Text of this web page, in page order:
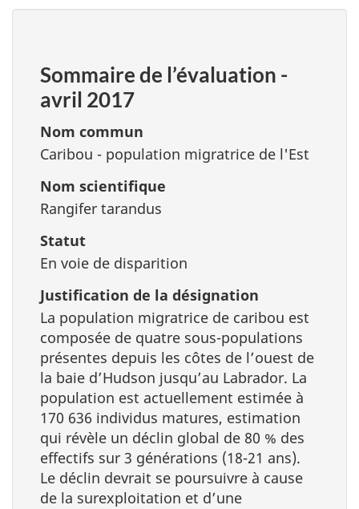
Sommaire de l’évaluation -
avril 2017
Nom commun
Caribou - population migratrice de l'Est
Nom scientifique
Rangifer tarandus
Statut
En voie de disparition
Justification de la désignation
La population migratrice de caribou est
composée de quatre sous-populations
présentes depuis les côtes de l’ouest de
la baie d’Hudson jusqu’au Labrador. La
population est actuellement estimée à
170 636 individus matures, estimation
qui révèle un déclin global de 80 % des
effectifs sur 3 générations (18-21 ans).
Le déclin devrait se poursuivre à cause
de la surexploitation et d’une